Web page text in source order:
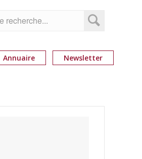
Annuaire Newsletter